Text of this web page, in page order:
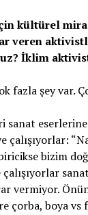
kültürel
veren
İklim
fazla şey var.
sanat
çalışıyorlar:
bizim
çalışıyorlar
vermiyor.
çorba, boya